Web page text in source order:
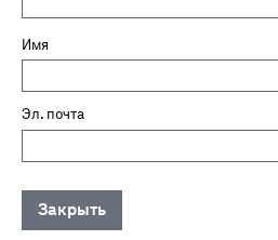
Имя
Эл. почта
Закрыть